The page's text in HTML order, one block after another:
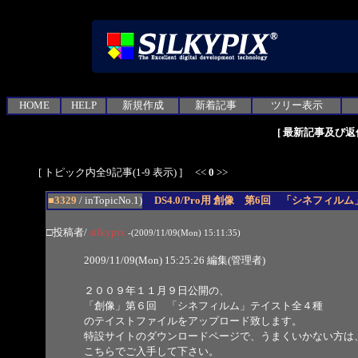
HOME HELP 新規作成 新着記事 ツリー表示
[ 最新記事及び
[ トピック内全9記事(1-9 表示) ] << 0 >>
■3329 / inTopicNo.1) DS4.0/Pro用 創像 第6回 「シネフィルム
□投稿者/ silkypix -(2009/11/09(Mon) 15:11:35)
2009/11/09(Mon) 15:25:26 編集(管理者)
２００９年１１月９日公開の、
「創像」第６回 「シネフィルム」テイスト全４種
のテイストファイルをアップロード致します。
特設サイトのダウンロードページで、うまくいかない方は
こちらでご入手して下さい。